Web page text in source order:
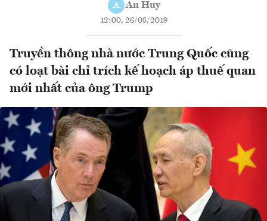
A An Huy
12:00, 26/08/2019
Truyền thông nhà nước Trung Quốc cũng
có loạt bài chỉ trích kế hoạch áp thuế quan
mới nhất của ông Trump